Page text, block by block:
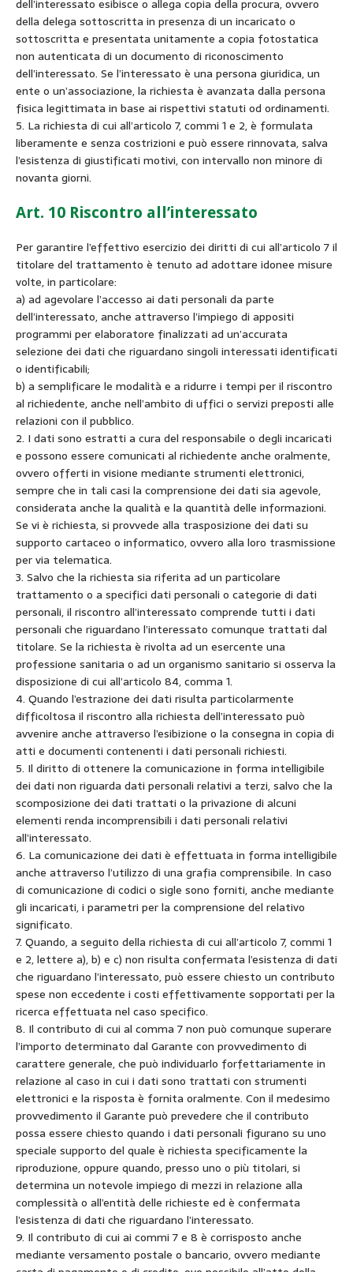
dell’interessato esibisce o allega copia della procura, ovvero
della delega sottoscritta in presenza di un incaricato o
sottoscritta e presentata unitamente a copia fotostatica
non autenticata di un documento di riconoscimento
dell’interessato. Se l’interessato è una persona giuridica, un
ente o un’associazione, la richiesta è avanzata dalla persona
fisica legittimata in base ai rispettivi statuti od ordinamenti.
5. La richiesta di cui all’articolo 7, commi 1 e 2, è formulata
liberamente e senza costrizioni e può essere rinnovata, salva
l’esistenza di giustificati motivi, con intervallo non minore di
novanta giorni.
Art. 10 Riscontro all’interessato
Per garantire l’effettivo esercizio dei diritti di cui all’articolo 7 il
titolare del trattamento è tenuto ad adottare idonee misure
volte, in particolare:
a) ad agevolare l’accesso ai dati personali da parte
dell’interessato, anche attraverso l’impiego di appositi
programmi per elaboratore finalizzati ad un’accurata
selezione dei dati che riguardano singoli interessati identificati
o identificabili;
b) a semplificare le modalità e a ridurre i tempi per il riscontro
al richiedente, anche nell’ambito di uffici o servizi preposti alle
relazioni con il pubblico.
2. I dati sono estratti a cura del responsabile o degli incaricati
e possono essere comunicati al richiedente anche oralmente,
ovvero offerti in visione mediante strumenti elettronici,
sempre che in tali casi la comprensione dei dati sia agevole,
considerata anche la qualità e la quantità delle informazioni.
Se vi è richiesta, si provvede alla trasposizione dei dati su
supporto cartaceo o informatico, ovvero alla loro trasmissione
per via telematica.
3. Salvo che la richiesta sia riferita ad un particolare
trattamento o a specifici dati personali o categorie di dati
personali, il riscontro all’interessato comprende tutti i dati
personali che riguardano l’interessato comunque trattati dal
titolare. Se la richiesta è rivolta ad un esercente una
professione sanitaria o ad un organismo sanitario si osserva la
disposizione di cui all’articolo 84, comma 1.
4. Quando l’estrazione dei dati risulta particolarmente
difficoltosa il riscontro alla richiesta dell’interessato può
avvenire anche attraverso l’esibizione o la consegna in copia di
atti e documenti contenenti i dati personali richiesti.
5. Il diritto di ottenere la comunicazione in forma intelligibile
dei dati non riguarda dati personali relativi a terzi, salvo che la
scomposizione dei dati trattati o la privazione di alcuni
elementi renda incomprensibili i dati personali relativi
all’interessato.
6. La comunicazione dei dati è effettuata in forma intelligibile
anche attraverso l’utilizzo di una grafia comprensibile. In caso
di comunicazione di codici o sigle sono forniti, anche mediante
gli incaricati, i parametri per la comprensione del relativo
significato.
7. Quando, a seguito della richiesta di cui all’articolo 7, commi 1
e 2, lettere a), b) e c) non risulta confermata l’esistenza di dati
che riguardano l’interessato, può essere chiesto un contributo
spese non eccedente i costi effettivamente sopportati per la
ricerca effettuata nel caso specifico.
8. Il contributo di cui al comma 7 non può comunque superare
l’importo determinato dal Garante con provvedimento di
carattere generale, che può individuarlo forfettariamente in
relazione al caso in cui i dati sono trattati con strumenti
elettronici e la risposta è fornita oralmente. Con il medesimo
provvedimento il Garante può prevedere che il contributo
possa essere chiesto quando i dati personali figurano su uno
speciale supporto del quale è richiesta specificamente la
riproduzione, oppure quando, presso uno o più titolari, si
determina un notevole impiego di mezzi in relazione alla
complessità o all’entità delle richieste ed è confermata
l’esistenza di dati che riguardano l’interessato.
9. Il contributo di cui ai commi 7 e 8 è corrisposto anche
mediante versamento postale o bancario, ovvero mediante